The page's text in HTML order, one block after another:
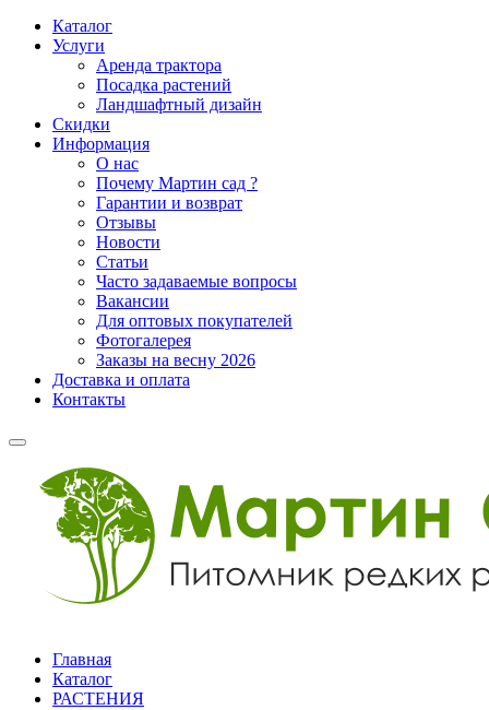
Каталог
Услуги
Аренда трактора
Посадка растений
Ландшафтный дизайн
Скидки
Информация
О нас
Почему Мартин сад ?
Гарантии и возврат
Отзывы
Новости
Статьи
Часто задаваемые вопросы
Вакансии
Для оптовых покупателей
Фотогалерея
Заказы на весну 2026
Доставка и оплата
Контакты
Главная
Каталог
РАСТЕНИЯ